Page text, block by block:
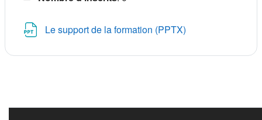
Le support de la formation (PPTX)